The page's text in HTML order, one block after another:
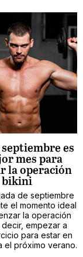
es
mes para
la operación
bikini
de septiembre
el momento ideal
la operación
decir, empezar a
para estar en
el próximo verano.